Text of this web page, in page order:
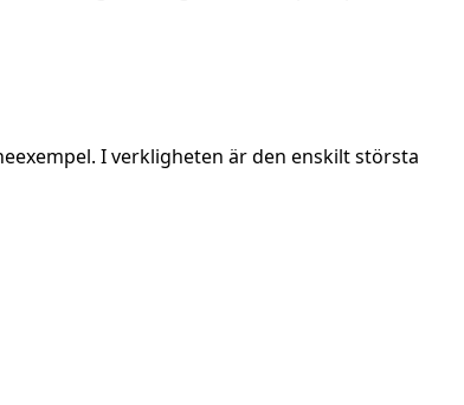
I verkligheten är den enskilt största